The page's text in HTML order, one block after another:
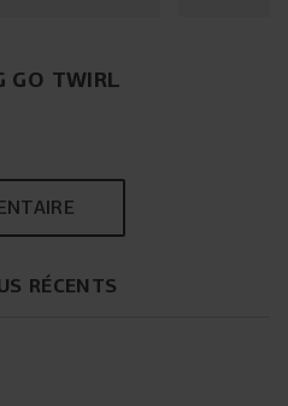
GO TWIRL
RÉCENTS